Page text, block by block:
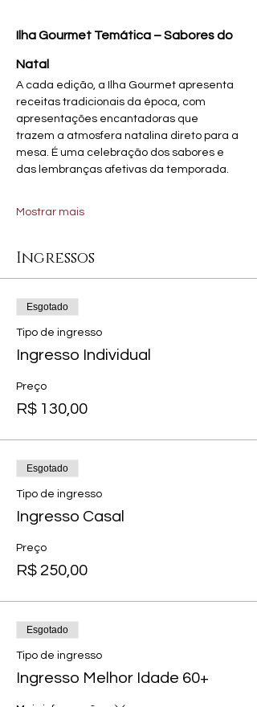
Ilha Gourmet Temática – Sabores do
Natal
A cada edição, a Ilha Gourmet apresenta
receitas tradicionais da época, com
apresentações encantadoras que
trazem a atmosfera natalina direto para a
mesa. É uma celebração dos sabores e
das lembranças afetivas da temporada.
Mostrar mais
Ingressos
Esgotado
Tipo de ingresso
Ingresso Individual
Preço
R$ 130,00
Esgotado
Tipo de ingresso
Ingresso Casal
Preço
R$ 250,00
Esgotado
Tipo de ingresso
Ingresso Melhor Idade 60+